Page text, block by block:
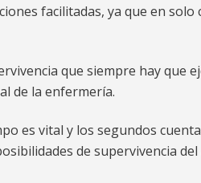
facilitadas, ya que en
que siempre hay que
de la enfermería.
es vital y los segundos
de supervivencia